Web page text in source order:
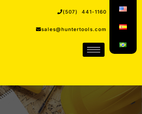
(507) 441-1160
sales@huntertools.com